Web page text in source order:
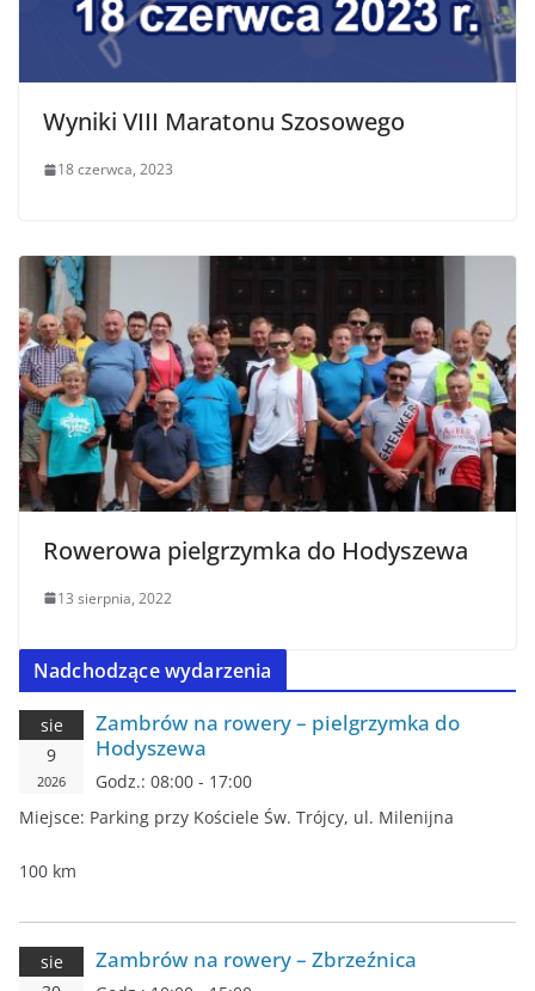
Wyniki VIII Maratonu Szosowego
18 czerwca, 2023
Rowerowa pielgrzymka do Hodyszewa
13 sierpnia, 2022
Nadchodzące wydarzenia
sie
9
2026
Zambrów na rowery – pielgrzymka do
Hodyszewa
Godz.: 08:00 - 17:00
Miejsce: Parking przy Kościele Św. Trójcy, ul. Milenijna
100 km
sie
Zambrów na rowery – Zbrzeźnica